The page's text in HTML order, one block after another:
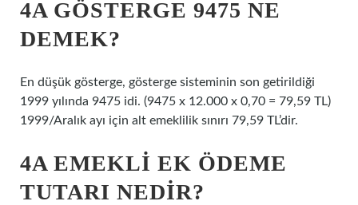
4A GÖSTERGE 9475 NE
DEMEK?
En düşük gösterge, gösterge sisteminin son getirildiği
1999 yılında 9475 idi. (9475 x 12.000 x 0,70 = 79,59 TL)
1999/Aralık ayı için alt emeklilik sınırı 79,59 TL’dir.
4A EMEKLI EK ÖDEME
TUTARI NEDIR?